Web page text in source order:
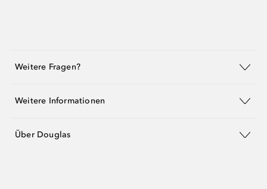
Weitere Fragen?
Weitere Informationen
Über Douglas